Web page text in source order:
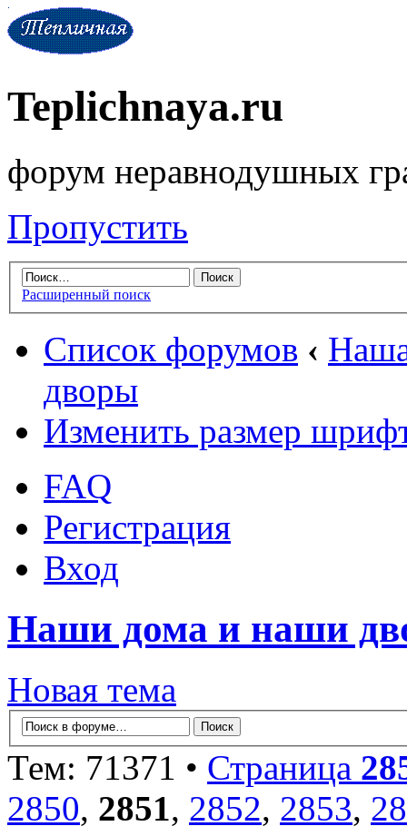
Teplichnaya.ru
форум неравнодушных
Пропустить
Расширенный поиск
Список форумов ‹
дворы
Изменить размер
FAQ
Регистрация
Вход
Наши дома и наши
Новая тема
Тем: 71371 • Страница
2850, 2851, 2852, 2853,